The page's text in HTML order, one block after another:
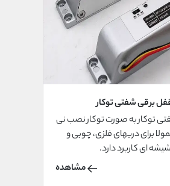
برقی شفتی توکار
توکار به صورت توکار نصب نی
برای دربهای فلزی، چوبی و
شیشه ای کاربرد دارد.
مشاهده